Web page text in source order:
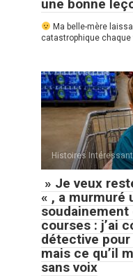
une bonne
Ma belle-mère
catastrophique chaque
Histoires
» Je veux
« , a murmuré
soudainement
courses : j’ai
détective
mais ce qu’il
sans voix